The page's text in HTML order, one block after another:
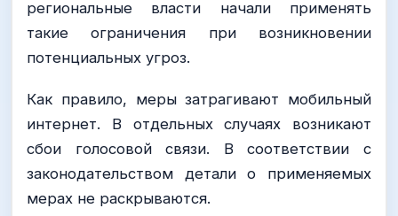
региональные власти начали применять
такие ограничения при возникновении
потенциальных угроз.
Как правило, меры затрагивают мобильный
интернет. В отдельных случаях возникают
сбои голосовой связи. В соответствии с
законодательством детали о применяемых
мерах не раскрываются.